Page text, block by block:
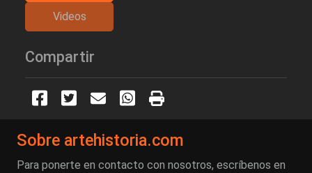
Videos
Compartir
Sobre artehistoria.com
Para ponerte en contacto con nosotros, escríbenos en